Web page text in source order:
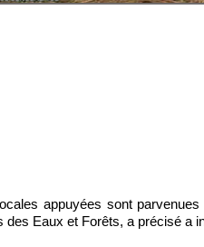
appuyées sont
des Eaux et Forêts, a précisé a